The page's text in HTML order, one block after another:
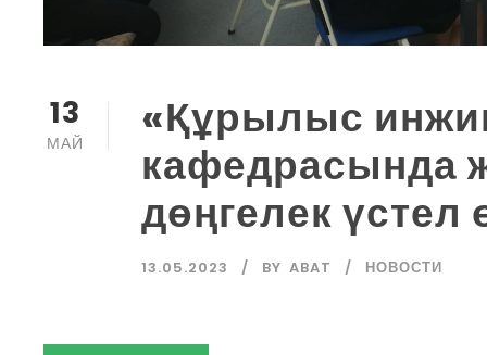
13
МАЙ
«Құрылыс
кафедрасында
дөңгелек үстел
13.05.2023 BY ABAT НОВОСТИ